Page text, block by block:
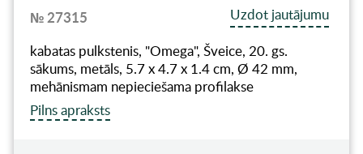
№ 27315
Uzdot jautājumu
kabatas pulkstenis, "Omega", Šveice, 20. gs.
sākums, metāls, 5.7 x 4.7 x 1.4 cm, Ø 42 mm,
mehānismam nepieciešama profilakse
Pilns apraksts